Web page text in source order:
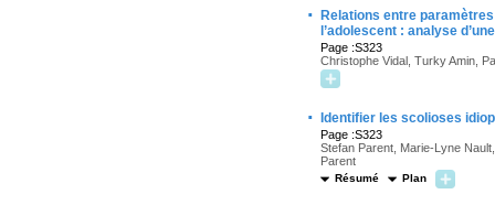
·
Relations entre
l’adolescent : analyse
Page :S323
Christophe Vidal, Turky Amin,
· Identifier les scolioses
Page :S323
Stefan Parent, Marie-Lyne
Parent
Résumé Plan